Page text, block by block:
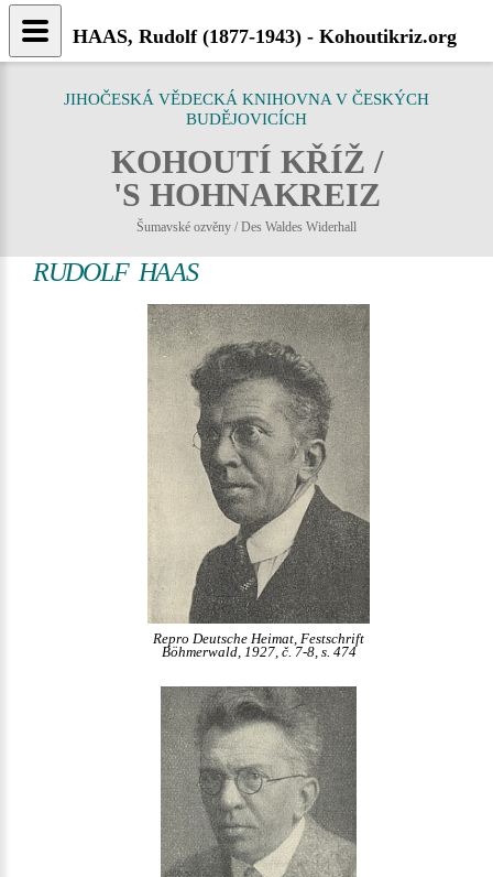
JIHOČESKÁ VĚDECKÁ KNIHOVNA V ČESKÝCH
BUDĚJOVICÍCH
KOHOUTÍ KŘÍŽ /
'S HOHNAKREIZ
Šumavské ozvěny / Des Waldes Widerhall
RUDOLF HAAS
Repro Deutsche Heimat, Festschrift
Böhmerwald, 1927, č. 7-8, s. 474
HAAS, Rudolf (1877-1943) - Kohoutikriz.org